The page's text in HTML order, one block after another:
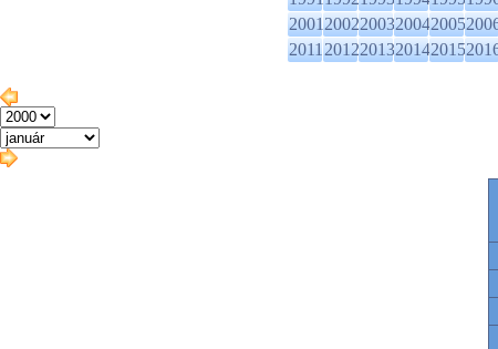
20012002200320042005
20112012201320142015